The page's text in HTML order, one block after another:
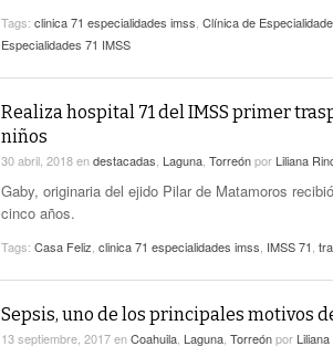
Tags: clinica 71 especialidades imss Clínica de
Especialidades 71 IMSS
Realiza hospital 71 del IMSS primer
niños
30 abril, 2018endestacadas Laguna Torreónpor Liliana
Gaby, originaria del ejido Pilar de Matamoros
cinco años.
Tags: Casa Feliz clinica 71 especialidades imss IMSS 71
Sepsis, uno de los principales motivos
13 septiembre, 2017enCoahuila Laguna Torreónpor